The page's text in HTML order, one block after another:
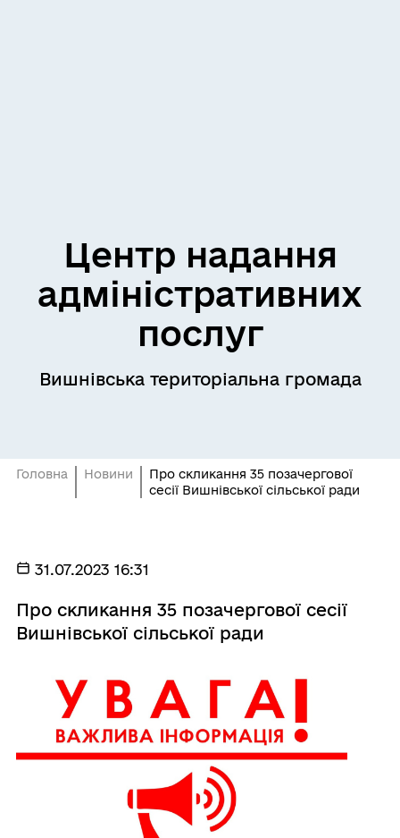
Центр надання
адміністративних
послуг
Вишнівська територіальна громада
Головна Новини
Про скликання 35 позачергової
сесії Вишнівської сільської ради
31.07.2023 16:31
Про скликання 35 позачергової сесії
Вишнівської сільської ради